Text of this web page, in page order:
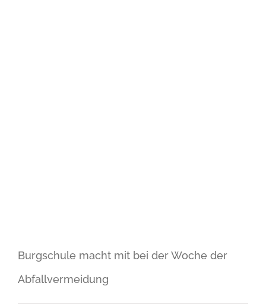
Burgschule macht mit bei der Woche der
Abfallvermeidung